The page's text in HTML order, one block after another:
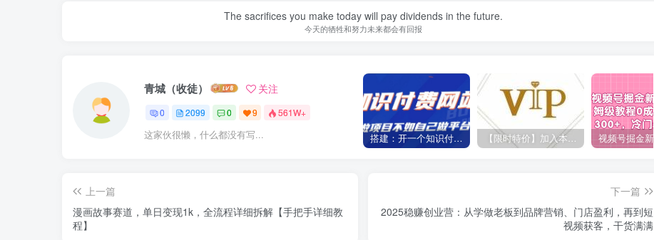
The sacrifices you make today will pay dividends in the future.
今天的牺牲和努力未来都会有回报
青城（收徒） 关注
0 2099 0 9 561W+
这家伙很懒，什么都没有写... 搭建：开一个知识付费资源网站，24小时全自动赚钱！ 【限时特价】加入本站VIP会员，海量最新各大团队网赚内部教程全免费，每天持续更新！
上一篇
漫画故事赛道，单日变现1k，全流程详细拆解【手把手详细教
程】
下一篇
2025稳赚创业营：从学做老板到品牌营销、门店盈利，再到短
视频获客，干货满满